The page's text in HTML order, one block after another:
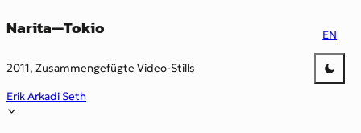
Narita—Tokio
2011, Zusammengefügte Video-Stills
Erik Arkadi Seth
EN